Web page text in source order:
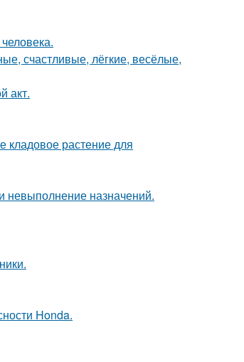
счастливые, лёгкие, весёлые,
акт.
кладовое растение для
невыполнение назначений.
Honda.